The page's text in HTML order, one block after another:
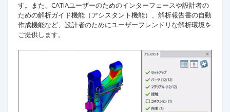
す。また、CATIAユーザーのためのインターフェースや設計者の
ための解析ガイド機能（アシスタント機能）、解析報告書の自動
作成機能など、設計者のためにユーザーフレンドリな解析環境を
ご提供します。